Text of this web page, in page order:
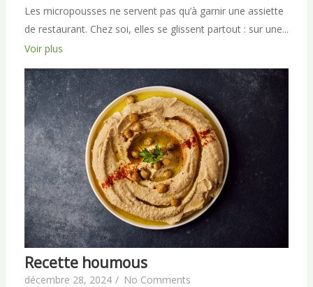
Les micropousses ne servent pas qu’à garnir une assiette
de restaurant. Chez soi, elles se glissent partout : sur une...
Voir plus
Recette houmous
décembre 28, 2024 / No Comments